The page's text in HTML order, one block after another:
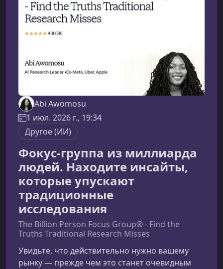
Abi Awomosu
1 июл. 2026 г., 19:34
Другое (ИИ)
Фокус-группа из миллиарда
людей. Находите инсайты,
которые упускают
традиционные
исследования
The Billion Person Focus Group® - Find the
Truths Traditional Research Misses
Увидьте, что действительно нужно вашему
рынку — прежде чем это станет очевидным